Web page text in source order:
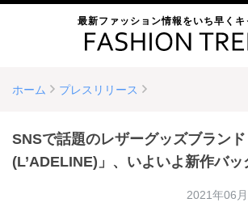
最新ファッション情報をいち早くキ
ホーム プレスリリース
SNSで話題のレザーグッズブラン
(L’ADELINE)」、いよいよ新作バッ
2021年06